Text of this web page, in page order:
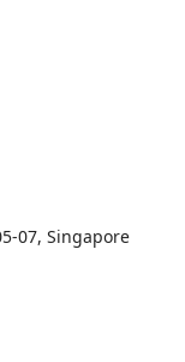
07, Singapore